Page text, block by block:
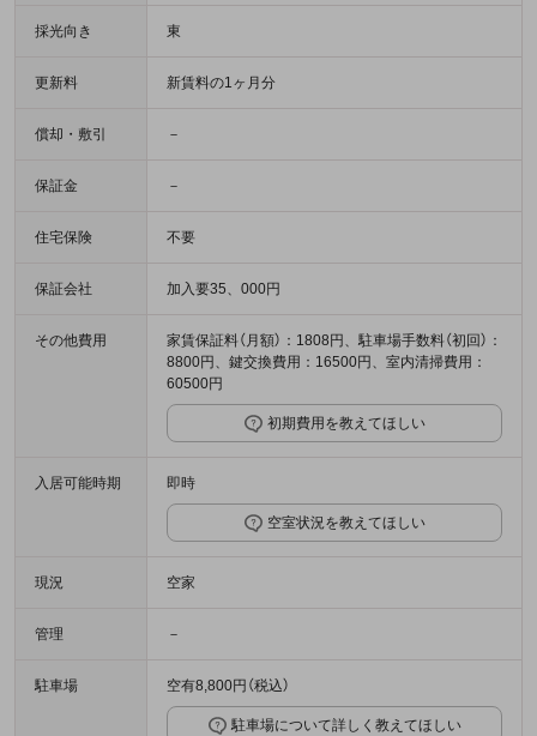
採光向き 東
更新料 新賃料の1ヶ月分
償却・敷引 －
保証金 －
住宅保険 不要
保証会社 加入要35、000円
その他費用
家賃保証料（月額）：1808円、駐車場手数料（初回）：
8800円、鍵交換費用：16500円、室内清掃費用：
60500円
初期費用を教えてほしい
入居可能時期 即時
空室状況を教えてほしい
現況 空家
管理 －
駐車場 空有8,800円（税込）
駐車場について詳しく教えてほしい